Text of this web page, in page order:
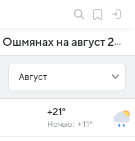
Прогноз погоды в Ошмянах на август 2025 года
Август
+21°
Ночью: +11°